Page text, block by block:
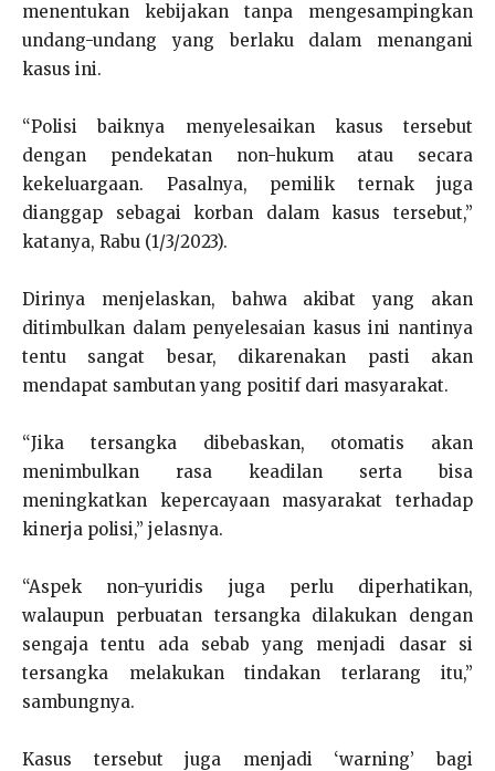
menentukan kebijakan tanpa mengesampingkan
undang-undang yang berlaku dalam menangani
kasus ini.
“Polisi baiknya menyelesaikan kasus tersebut
dengan pendekatan non-hukum atau secara
kekeluargaan. Pasalnya, pemilik ternak juga
dianggap sebagai korban dalam kasus tersebut,”
katanya, Rabu (1/3/2023).
Dirinya menjelaskan, bahwa akibat yang akan
ditimbulkan dalam penyelesaian kasus ini nantinya
tentu sangat besar, dikarenakan pasti akan
mendapat sambutan yang positif dari masyarakat.
“Jika tersangka dibebaskan, otomatis akan
menimbulkan rasa keadilan serta bisa
meningkatkan kepercayaan masyarakat terhadap
kinerja polisi,” jelasnya.
“Aspek non-yuridis juga perlu diperhatikan,
walaupun perbuatan tersangka dilakukan dengan
sengaja tentu ada sebab yang menjadi dasar si
tersangka melakukan tindakan terlarang itu,”
sambungnya.
Kasus tersebut juga menjadi ‘warning’ bagi